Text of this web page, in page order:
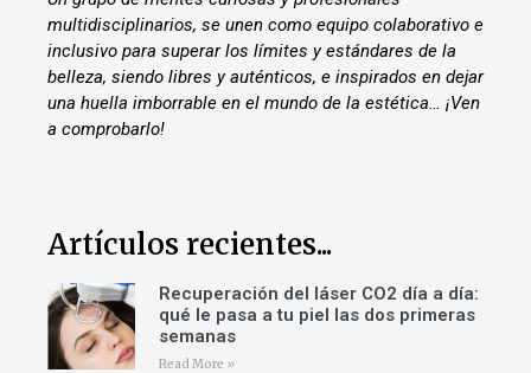
multidisciplinarios, se unen como equipo colaborativo e
inclusivo para superar los límites y estándares de la
belleza, siendo libres y auténticos, e inspirados en dejar
una huella imborrable en el mundo de la estética… ¡Ven
a comprobarlo!
Artículos recientes...
Recuperación del láser CO2 día a día:
qué le pasa a tu piel las dos primeras
semanas
Read More »